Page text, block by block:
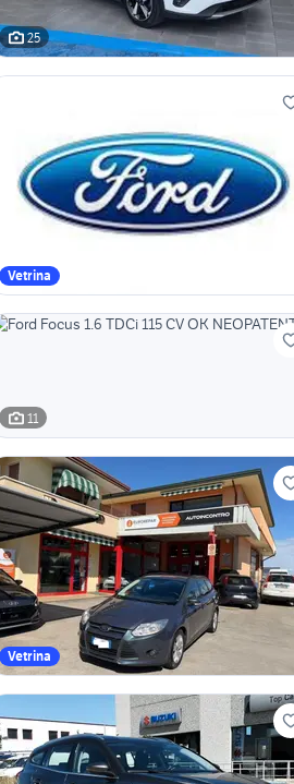
25
Vetrina
11
Vetrina